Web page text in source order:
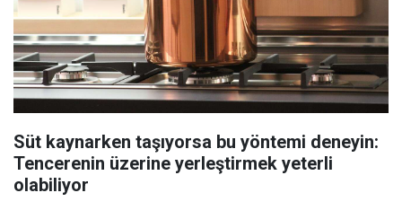
Süt kaynarken taşıyorsa bu yöntemi deneyin:
Tencerenin üzerine yerleştirmek yeterli
olabiliyor